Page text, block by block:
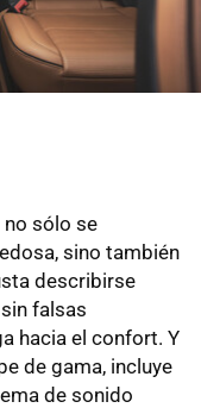
no sólo se
sino también
describirse
falsas
hacia el confort. Y
de gama, incluye
de sonido